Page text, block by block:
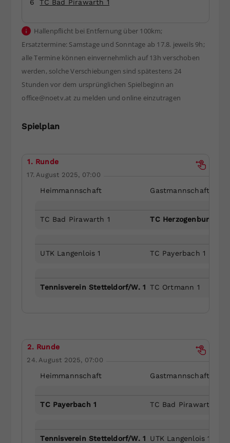
6 TC Bad Pirawarth 1
Hallenpflicht bei Entfernung über 100km;
Ersatztermine: Samstage und Sonntage ab 17.8. jeweils 9h;
alle Termine können einvernehmlich auf 13h verschoben
werden, solche Verschiebungen sind spätestens 24
Stunden vor dem ursprünglichen Spielbeginn an
office@noetv.at zu melden und online einzutragen
Spielplan
1. Runde
17. August 2025, 07:00
Heimmannschaft Gastmannschaft
TC Bad Pirawarth 1 TC Herzogenburg 1
UTK Langenlois 1 TC Payerbach 1
Tennisverein Stetteldorf/W. 1 TC Ortmann 1
2. Runde
24. August 2025, 07:00
Heimmannschaft Gastmannschaft
TC Payerbach 1 TC Bad Pirawarth 1
Tennisverein Stetteldorf/W. 1 UTK Langenlois 1
Zweck
zufällig generierte ID, für die
historische Speicherung Ihrer
vorgenommen Einstellungen, falls der
Webseiten-Betreiber dies eingestellt